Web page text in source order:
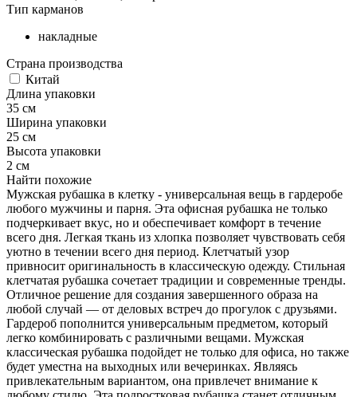
Тип карманов
накладные
Страна производства
Китай
Длина упаковки
35 см
Ширина упаковки
25 см
Высота упаковки
2 см
Найти похожие
Мужская рубашка в клетку - универсальная вещь в гардеробе
любого мужчины и парня. Эта офисная рубашка не только
подчеркивает вкус, но и обеспечивает комфорт в течение
всего дня. Легкая ткань из хлопка позволяет чувствовать себя
уютно в течении всего дня период. Клетчатый узор
привносит оригинальность в классическую одежду. Стильная
клетчатая рубашка сочетает традиции и современные тренды.
Отличное решение для создания завершенного образа на
любой случай — от деловых встреч до прогулок с друзьями.
Гардероб пополнится универсальным предметом, который
легко комбинировать с различными вещами. Мужская
классическая рубашка подойдет не только для офиса, но также
будет уместна на выходных или вечеринках. Являясь
привлекательным вариантом, она привлечет внимание к